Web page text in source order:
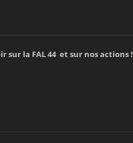
la FAL 44 et sur nos actions !